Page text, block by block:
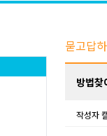
묻고답
방법찾
작성자